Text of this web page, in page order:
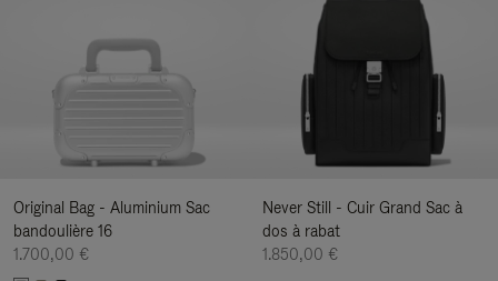
Original Bag - Aluminium Sac
bandoulière 16
1.700,00 €
Never Still - Cuir Grand Sac à
dos à rabat
1.850,00 €